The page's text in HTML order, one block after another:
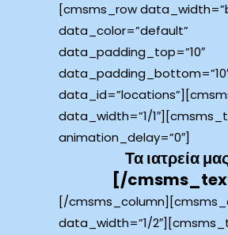
[cmsms_row
data_color=”default”
data_padding_top=”10″
data_width=”1/
animation_delay=”0″]
Τα ιατρεία
[/
[/
data_width=”1/